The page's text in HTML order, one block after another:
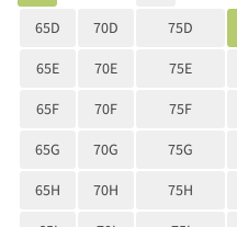
65D 70D 75D
65E 70E 75E
65F 70F 75F
65G 70G 75G
65H 70H 75H